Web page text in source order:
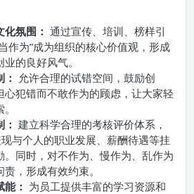
氛围： 通过宣传、培训、榜样引
作为”成为组织的核心价值观，形成
的良好风气。
允许合理的试错空间，鼓励创
心犯错而不敢作为的顾虑，让大家轻
建立科学合理的考核评价体系，
现与个人的职业发展、薪酬待遇等挂
。同时，对不作为、慢作为、乱作为
，形成有效约束。
： 为员工提供丰富的学习资源和